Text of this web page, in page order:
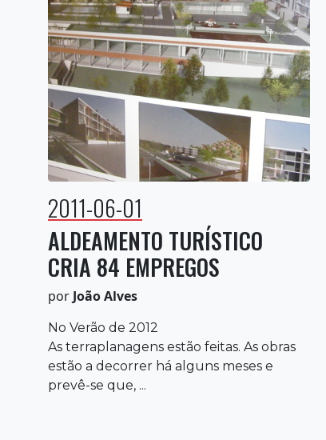
2011-06-01
ALDEAMENTO TURÍSTICO
CRIA 84 EMPREGOS
por João Alves
No Verão de 2012
As terraplanagens estão feitas. As obras
estão a decorrer há alguns meses e
prevê-se que, ...